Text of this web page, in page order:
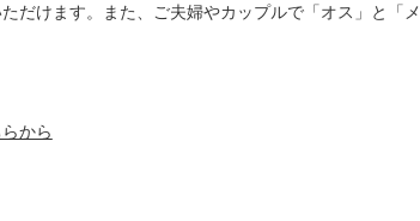
だけます。また、ご夫婦やカップルで「オス」と「メ
から